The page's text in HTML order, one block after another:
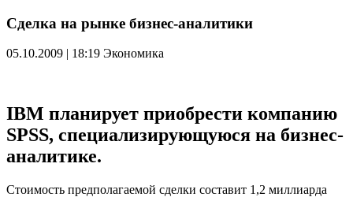
Сделка на рынке бизнес-аналитики
05.10.2009 | 18:19 Экономика
IBM планирует приобрести компанию
SPSS, специализирующуюся на бизнес-
аналитике.
Стоимость предполагаемой сделки составит 1,2 миллиарда